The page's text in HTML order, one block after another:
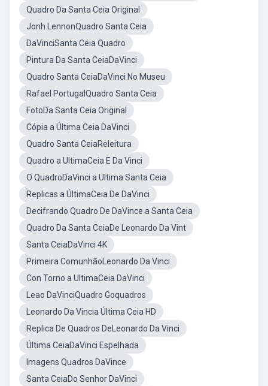
Quadro Da Santa Ceia Original
Jonh LennonQuadro Santa Ceia
DaVinciSanta Ceia Quadro
Pintura Da Santa CeiaDaVinci
Quadro Santa CeiaDaVinci No Museu
Rafael PortugalQuadro Santa Ceia
FotoDa Santa Ceia Original
Cópia a Última Ceia DaVinci
Quadro Santa CeiaReleitura
Quadro a UltimaCeia E Da Vinci
O QuadroDaVinci a Ultima Santa Ceia
Replicas a ÚltimaCeia De DaVinci
Decifrando Quadro De DaVince a Santa Ceia
Quadro Da Santa CeiaDe Leonardo Da Vint
Santa CeiaDaVinci 4K
Primeira ComunhãoLeonardo Da Vinci
Con Torno a UltimaCeia DaVinci
Leao DaVinciQuadro Goquadros
Leonardo Da Vincia Última Ceia HD
Replica De Quadros DeLeonardo Da Vinci
Última CeiaDaVinci Espelhada
Imagens Quadros DaVince
Santa CeiaDo Senhor DaVinci